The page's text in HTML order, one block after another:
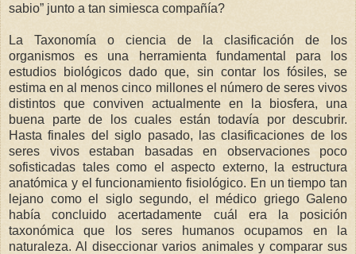
sabio” junto a tan simiesca compañía?
La Taxonomía o ciencia de la clasificación de los
organismos es una herramienta fundamental para los
estudios biológicos dado que, sin contar los fósiles, se
estima en al menos cinco millones el número de seres vivos
distintos que conviven actualmente en la biosfera, una
buena parte de los cuales están todavía por descubrir.
Hasta finales del siglo pasado, las clasificaciones de los
seres vivos estaban basadas en observaciones poco
sofisticadas tales como el aspecto externo, la estructura
anatómica y el funcionamiento fisiológico. En un tiempo tan
lejano como el siglo segundo, el médico griego Galeno
había concluido acertadamente cuál era la posición
taxonómica que los seres humanos ocupamos en la
naturaleza. Al diseccionar varios animales y comparar sus